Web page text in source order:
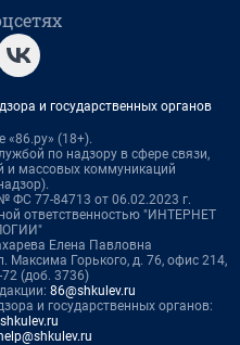
и государственных органов
«86.ру» (18+).
по надзору в сфере связи,
и массовых коммуникаций
ФС 77-84713 от 06.02.2023 г.
ответственностью "ИНТЕРНЕТ
Елена Павловна
Максима Горького, д. 76, офис 214,
(доб. 3736)
86@shkulev.ru
и государственных органов:
help@shkulev.ru